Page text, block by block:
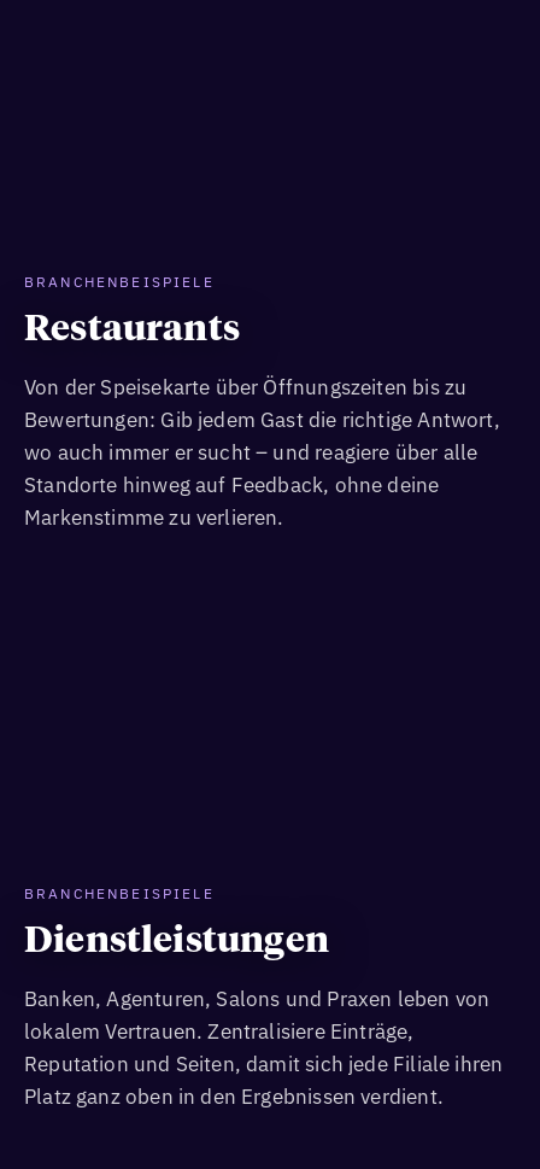
BRANCHENBEISPIELE
Restaurants
Von der Speisekarte über Öffnungszeiten bis zu
Bewertungen: Gib jedem Gast die richtige Antwort,
wo auch immer er sucht – und reagiere über alle
Standorte hinweg auf Feedback, ohne deine
Markenstimme zu verlieren.
BRANCHENBEISPIELE
Dienstleistungen
Banken, Agenturen, Salons und Praxen leben von
lokalem Vertrauen. Zentralisiere Einträge,
Reputation und Seiten, damit sich jede Filiale ihren
Platz ganz oben in den Ergebnissen verdient.